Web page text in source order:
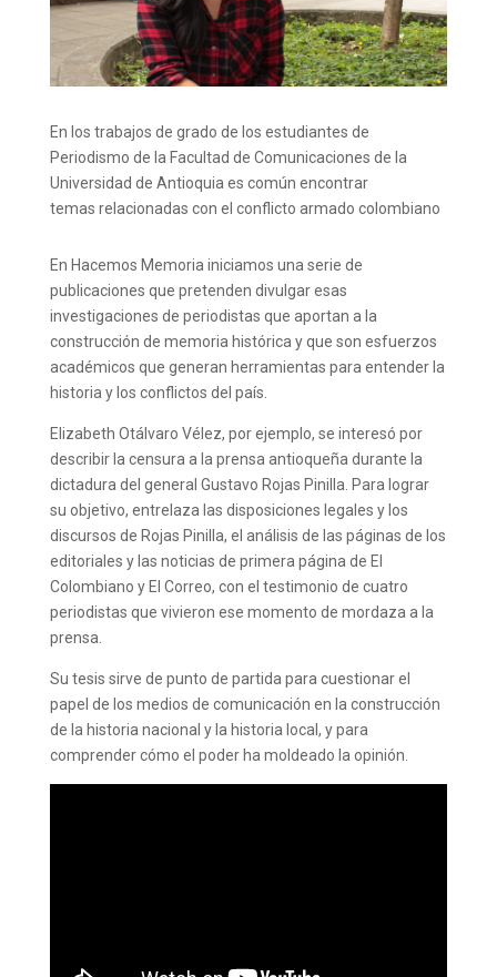
En los trabajos de grado de los estudiantes de
Periodismo de la Facultad de Comunicaciones de la
Universidad de Antioquia es común encontrar
temas relacionadas con el conflicto armado colombiano
En Hacemos Memoria iniciamos una serie de
publicaciones que pretenden divulgar esas
investigaciones de periodistas que aportan a la
construcción de memoria histórica y que son esfuerzos
académicos que generan herramientas para entender la
historia y los conflictos del país.
Elizabeth Otálvaro Vélez, por ejemplo, se interesó por
describir la censura a la prensa antioqueña durante la
dictadura del general Gustavo Rojas Pinilla. Para lograr
su objetivo, entrelaza las disposiciones legales y los
discursos de Rojas Pinilla, el análisis de las páginas de los
editoriales y las noticias de primera página de El
Colombiano y El Correo, con el testimonio de cuatro
periodistas que vivieron ese momento de mordaza a la
prensa.
Su tesis sirve de punto de partida para cuestionar el
papel de los medios de comunicación en la construcción
de la historia nacional y la historia local, y para
comprender cómo el poder ha moldeado la opinión.